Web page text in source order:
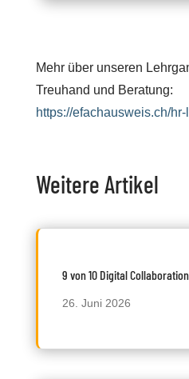
Mehr über unseren
Treuhand und Beratung:
https://efachausweis.ch/
Weitere Artikel
9 von 10 Digital
26. Juni 2026